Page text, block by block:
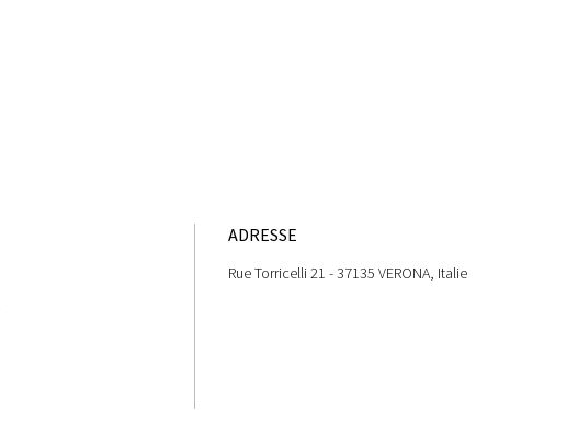
ADRESSE
Rue Torricelli 21 - 37135 VERONA, Italie